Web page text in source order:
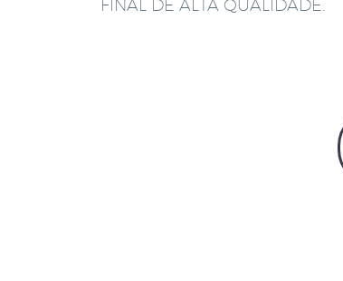
FINAL DE ALTA QUALIDADE.